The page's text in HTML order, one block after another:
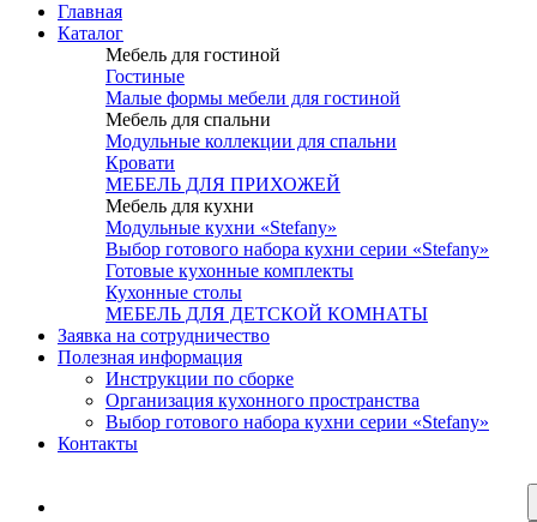
Главная
Каталог
Мебель для гостиной
Гостиные
Малые формы мебели для гостиной
Мебель для спальни
Модульные коллекции для спальни
Кровати
МЕБЕЛЬ ДЛЯ ПРИХОЖЕЙ
Мебель для кухни
Модульные кухни «Stefany»
Выбор готового набора кухни серии «Stefany»
Готовые кухонные комплекты
Кухонные столы
МЕБЕЛЬ ДЛЯ ДЕТСКОЙ КОМНАТЫ
Заявка на сотрудничество
Полезная информация
Инструкции по сборке
Организация кухонного пространства
Выбор готового набора кухни серии «Stefany»
Контакты